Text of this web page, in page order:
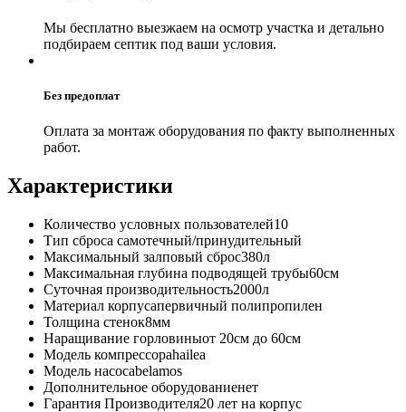
Мы бесплатно выезжаем на осмотр участка и детально
подбираем септик под ваши условия.
Без предоплат
Оплата за монтаж оборудования по факту выполненных
работ.
Характеристики
Количество условных пользователей10
Тип сброса самотечный/принудительный
Максимальный залповый сброс380л
Максимальная глубина подводящей трубы60см
Суточная производительность2000л
Материал корпусапервичный полипропилен
Толщина стенок8мм
Наращивание горловиныот 20см до 60см
Модель компрессораhailea
Модель насосаbelamos
Дополнительное оборудованиенет
Гарантия Производителя20 лет на корпус